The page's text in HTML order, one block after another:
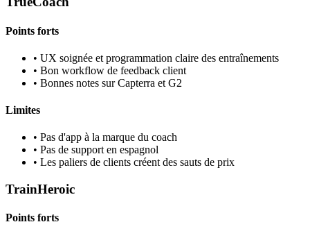
Points forts
• UX soignée et programmation claire des entraînements
• Bon workflow de feedback client
• Bonnes notes sur Capterra et G2
Limites
• Pas d'app à la marque du coach
• Pas de support en espagnol
• Les paliers de clients créent des sauts de prix
TrainHeroic
Points forts